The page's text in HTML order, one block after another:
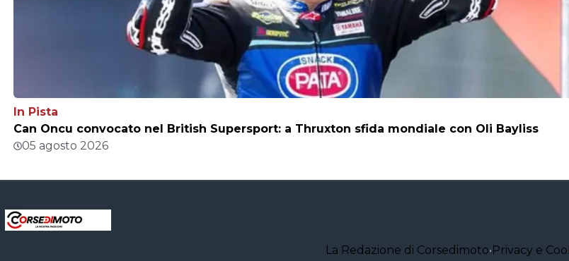
In Pista
Can Oncu convocato nel British Supersport: a Thruxton sfida mondiale con Oli Bayliss
05 agosto 2026
La Redazione di Corsedimoto•Privacy e